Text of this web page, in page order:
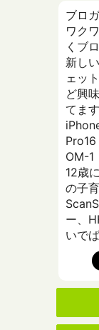
ブロ
ワク
くブ
新し
ェッ
ど興
てます
OM-1
12歳
の子
ー、
いで